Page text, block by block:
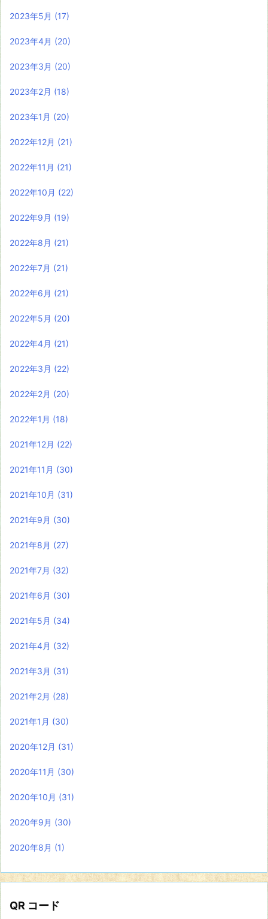
2023年5月 (17)
2023年4月 (20)
2023年3月 (20)
2023年2月 (18)
2023年1月 (20)
2022年12月 (21)
2022年11月 (21)
2022年10月 (22)
2022年9月 (19)
2022年8月 (21)
2022年7月 (21)
2022年6月 (21)
2022年5月 (20)
2022年4月 (21)
2022年3月 (22)
2022年2月 (20)
2022年1月 (18)
2021年12月 (22)
2021年11月 (30)
2021年10月 (31)
2021年9月 (30)
2021年8月 (27)
2021年7月 (32)
2021年6月 (30)
2021年5月 (34)
2021年4月 (32)
2021年3月 (31)
2021年2月 (28)
2021年1月 (30)
2020年12月 (31)
2020年11月 (30)
2020年10月 (31)
2020年9月 (30)
2020年8月 (1)
QR コード